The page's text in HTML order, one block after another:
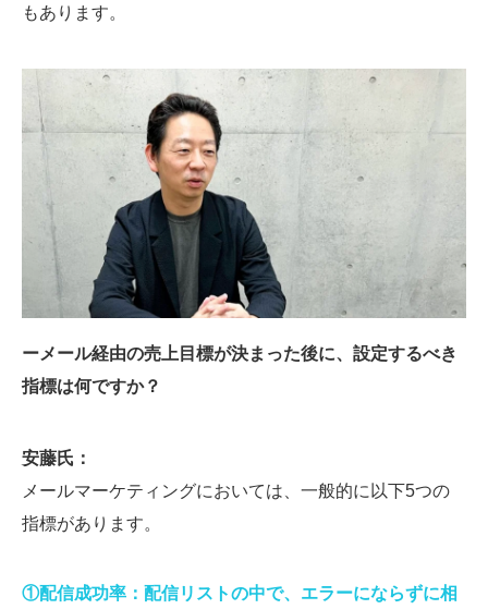
もあります。
ーメール経由の売上目標が決まった後に、設定するべき
指標は何ですか？
安藤氏：
メールマーケティングにおいては、一般的に以下5つの
指標があります。
①配信成功率：配信リストの中で、エラーにならずに相